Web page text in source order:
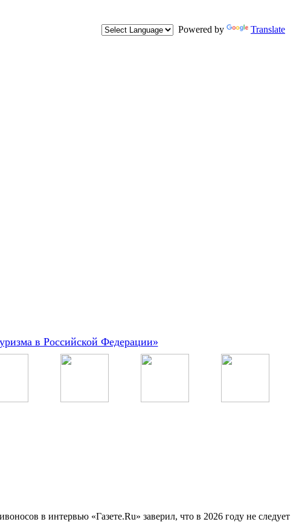
Powered by Translate
в Российской Федерации»
в интервью «Газете.Ru» заверил, что в 2026 году не следует